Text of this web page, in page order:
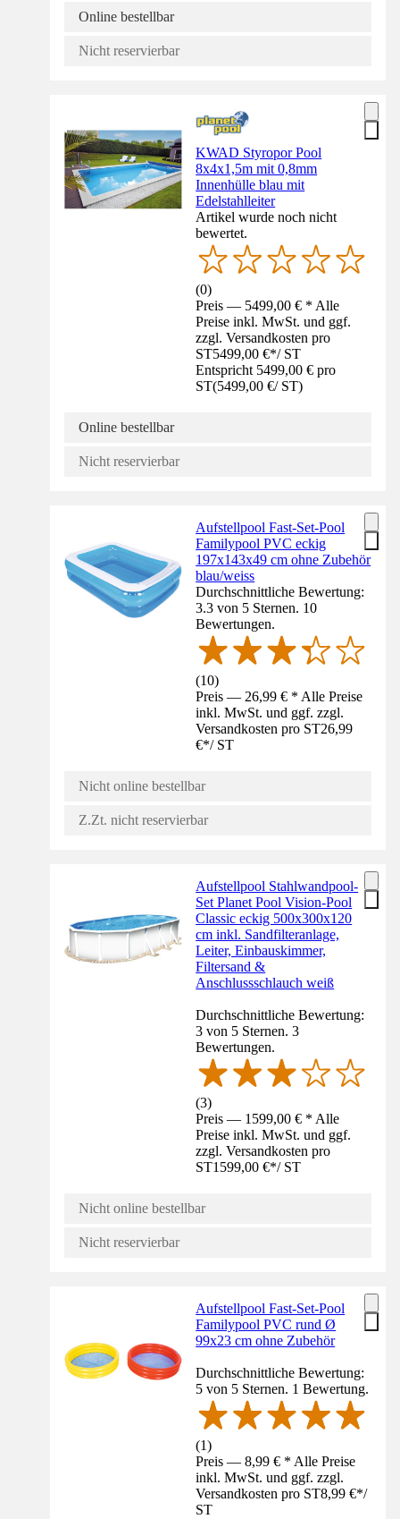
Online bestellbar
Nicht reservierbar
KWAD Styropor Pool
8x4x1,5m mit 0,8mm
Innenhülle blau mit
Edelstahlleiter
Artikel wurde noch nicht
bewertet.
(0)
Preis — 5499,00 € * Alle
Preise inkl. MwSt. und ggf.
zzgl. Versandkosten pro
ST5499,00 €*/ ST
Entspricht 5499,00 € pro
ST(5499,00 €/ ST)
Online bestellbar
Nicht reservierbar
Aufstellpool Fast-Set-Pool
Familypool PVC eckig
197x143x49 cm ohne Zubehör
blau/weiss
Durchschnittliche Bewertung:
3.3 von 5 Sternen. 10
Bewertungen.
(10)
Preis — 26,99 € * Alle Preise
inkl. MwSt. und ggf. zzgl.
Versandkosten pro ST26,99
€*/ ST
Nicht online bestellbar
Z.Zt. nicht reservierbar
Aufstellpool Stahlwandpool-
Set Planet Pool Vision-Pool
Classic eckig 500x300x120
cm inkl. Sandfilteranlage,
Leiter, Einbauskimmer,
Filtersand &
Anschlussschlauch weiß
Durchschnittliche Bewertung:
3 von 5 Sternen. 3
Bewertungen.
(3)
Preis — 1599,00 € * Alle
Preise inkl. MwSt. und ggf.
zzgl. Versandkosten pro
ST1599,00 €*/ ST
Nicht online bestellbar
Nicht reservierbar
Aufstellpool Fast-Set-Pool
Familypool PVC rund Ø
99x23 cm ohne Zubehör
Durchschnittliche Bewertung:
5 von 5 Sternen. 1 Bewertung.
(1)
Preis — 8,99 € * Alle Preise
inkl. MwSt. und ggf. zzgl.
Versandkosten pro ST8,99 €*/
ST